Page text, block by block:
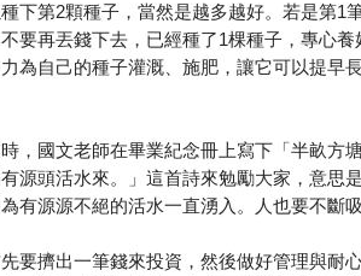
下第2顆種子，當然是越多越好。若是第1
要再丟錢下去，已經種了1棵種子，專心
為自己的種子灌溉、施肥，讓它可以提早
，國文老師在畢業紀念冊上寫下「半畝方
源頭活水來。」這首詩來勉勵大家，意思
有源源不絕的活水一直湧入。人也要不斷
要擠出一筆錢來投資，然後做好管理與耐